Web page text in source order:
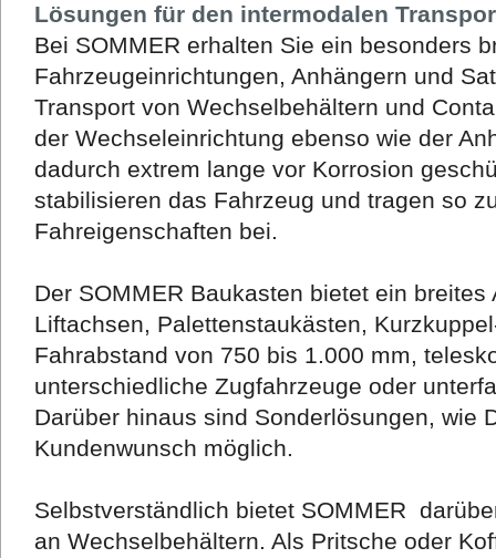
Lösungen für den intermodalen
Bei SOMMER erhalten Sie ein besonders
Fahrzeugeinrichtungen, Anhängern und
Transport von Wechselbehältern und
der Wechseleinrichtung ebenso wie der
dadurch extrem lange vor Korrosion
stabilisieren das Fahrzeug und tragen so
Fahreigenschaften bei.
Der SOMMER Baukasten bietet ein
Liftachsen, Palettenstaukästen,
Fahrabstand von 750 bis 1.000 mm,
unterschiedliche Zugfahrzeuge oder
Darüber hinaus sind Sonderlösungen, wie
Kundenwunsch möglich.
Selbstverständlich bietet SOMMER
an Wechselbehältern. Als Pritsche oder